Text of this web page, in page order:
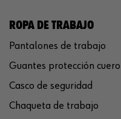
ROPA DE TRABAJO
Pantalones de trabajo
Guantes protección cuero
Casco de seguridad
Chaqueta de trabajo